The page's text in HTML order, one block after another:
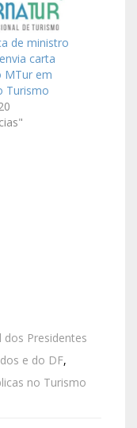
de ministro
carta
MTur em
Turismo
dos Presidentes
e do DF,
no Turismo